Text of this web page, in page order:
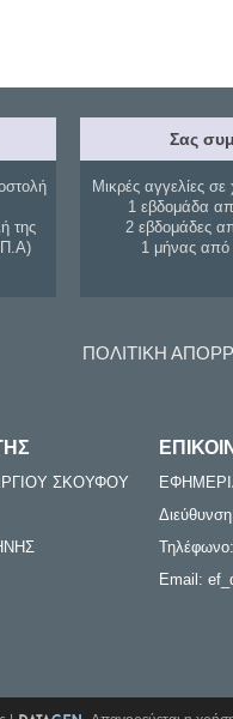
της
Σας
Μικρές αγγελίες σε
1 εβδομάδα
2 εβδομάδες
1 μήνας
ΠΟΛΙΤΙΚΗ
ΣΚΟΥΦΟΥ
Email: